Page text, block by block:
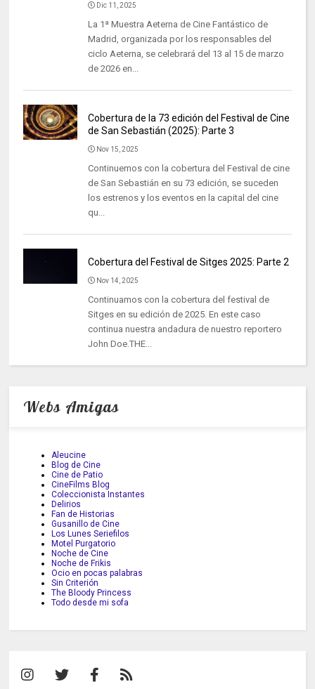
Dic 11, 2025
La 1ª Muestra Aeterna de Cine Fantástico de
Madrid, organizada por los responsables del
ciclo Aeterna, se celebrará del 13 al 15 de marzo
de 2026 en...
Cobertura de la 73 edición del Festival de Cine
de San Sebastián (2025): Parte 3
Nov 15, 2025
Continuemos con la cobertura del Festival de cine
de San Sebastián en su 73 edición, se suceden
los estrenos y los eventos en la capital del cine
qu...
Cobertura del Festival de Sitges 2025: Parte 2
Nov 14, 2025
Continuamos con la cobertura del festival de
Sitges en su edición de 2025. En este caso
continua nuestra andadura de nuestro reportero
John Doe.THE...
Webs Amigas
Aleucine
Blog de Cine
Cine de Patio
CineFilms Blog
Coleccionista Instantes
Delirios
Fan de Historias
Gusanillo de Cine
Los Lunes Seriefilos
Motel Purgatorio
Noche de Cine
Noche de Frikis
Ocio en pocas palabras
Sin Criterión
The Bloody Princess
Todo desde mi sofa